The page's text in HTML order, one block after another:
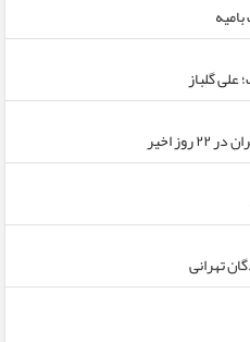
گلباز
اخیر
تهرانی